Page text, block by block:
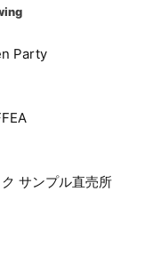
を駆け回ってシンビ
も必ずお返しします
Party
サンプル直売所